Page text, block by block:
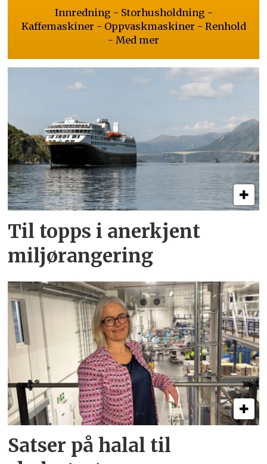
Innredning - Storhusholdning -
Kaffemaskiner - Oppvaskmaskiner - Renhold
- Med mer
Til topps i anerkjent
miljørangering
Satser på halal til